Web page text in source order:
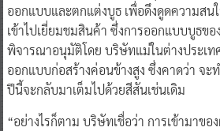
ออกแบบและตกแต่งบูธ เพื่อดึงดูดความสน
เข้าไปเยี่ยมชมสินค้า ซึ่งการออกแบบบูธขอ
พิจารณาอนุมัติโดย บริษัทแม่ในต่างประเท
ออกแบบก่อสร้างค่อนข้างสูง ซึ่งคาดว่า จะ
ปีนี้จะกลับมาเต็มไปด้วยสีสันเช่นเดิม
“อย่างไรก็ตาม บริษัทเชื่อว่า การเข้ามาข